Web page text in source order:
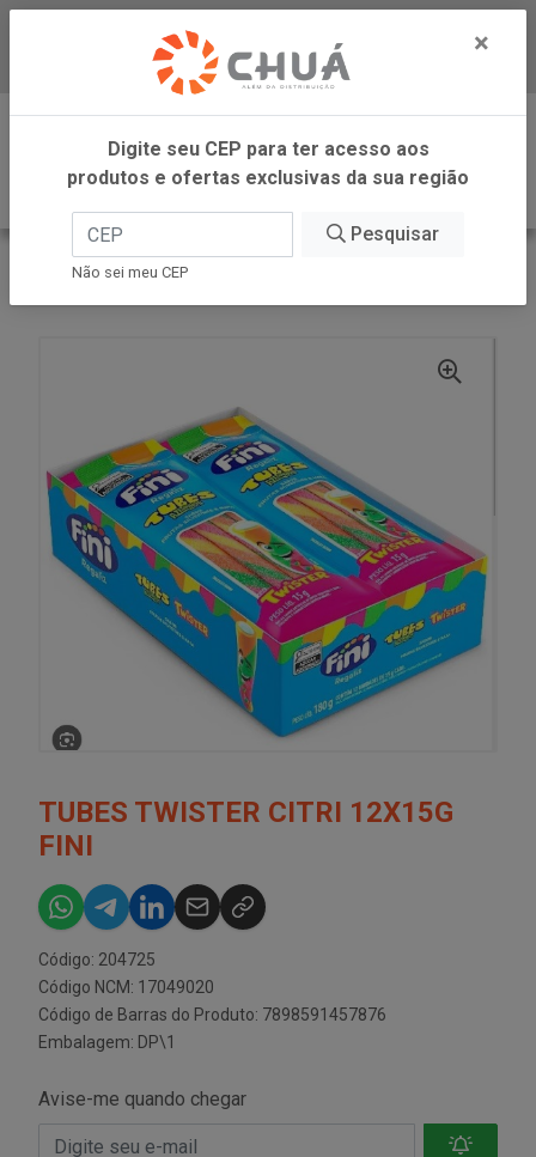
Baixe já nosso APP
0
INÍCIO
FINI
TUBES TWISTER CITRI 12X15G
FINI
Código: 204725
Código NCM: 17049020
Código de Barras do Produto: 7898591457876
Embalagem: DP\1
Avise-me quando chegar
×
Digite seu CEP para ter acesso aos
produtos e ofertas exclusivas da sua região
Pesquisar
Não sei meu CEP